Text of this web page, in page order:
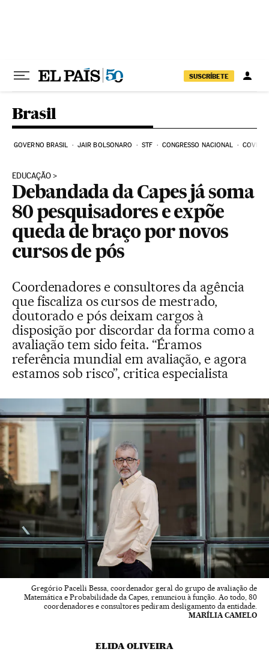
SUSCRÍBETE
Brasil
GOVERNO BRASIL JAIR BOLSONARO STF CONGRESSO NACIONAL COVID-
EDUCAÇÃO
Debandada da Capes já soma
80 pesquisadores e expõe
queda de braço por novos
cursos de pós
Coordenadores e consultores da agência
que fiscaliza os cursos de mestrado,
doutorado e pós deixam cargos à
disposição por discordar da forma como a
avaliação tem sido feita. “Éramos
referência mundial em avaliação, e agora
estamos sob risco”, critica especialista
Gregório Pacelli Bessa, coordenador geral do grupo de avaliação de
Matemática e Probabilidade da Capes, renunciou à função. Ao todo, 80
coordenadores e consultores pediram desligamento da entidade.
MARÍLIA CAMELO
ELIDA OLIVEIRA